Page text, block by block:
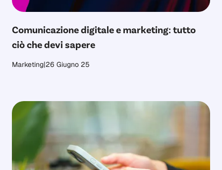
Comunicazione digitale e marketing: tutto
ciò che devi sapere
Marketing|26 Giugno 25